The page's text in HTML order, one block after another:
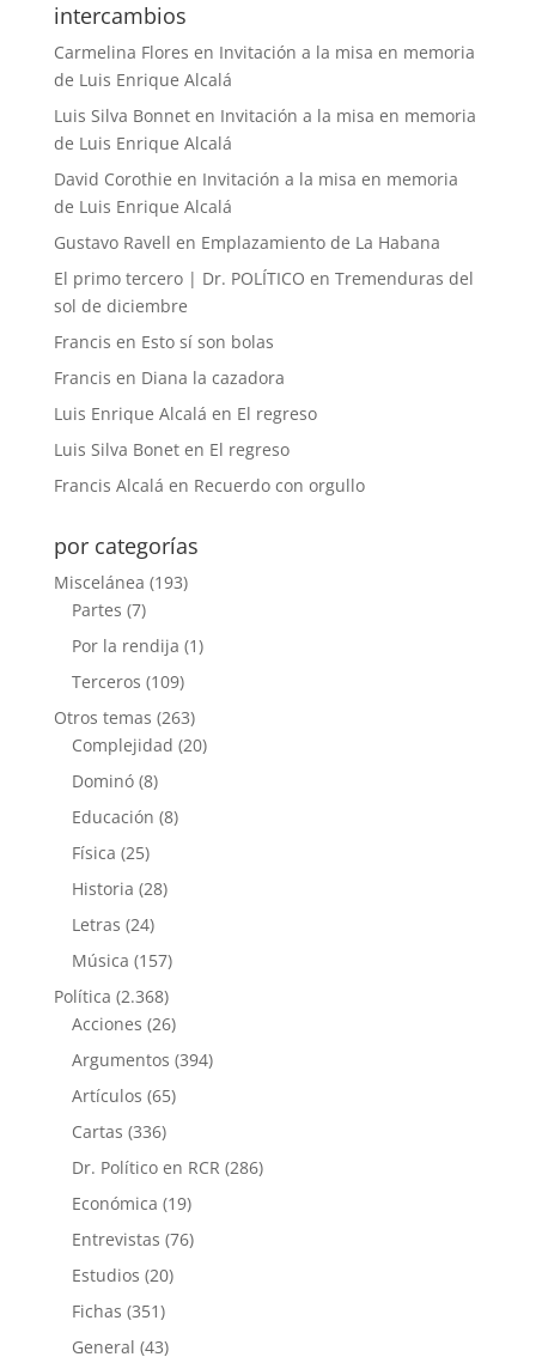
intercambios
Carmelina Flores en Invitación a la misa en memoria
de Luis Enrique Alcalá
Luis Silva Bonneten Invitación a la misa en memoria
de Luis Enrique Alcalá
David Corothie en Invitación a la misa en memoria
de Luis Enrique Alcalá
Gustavo Ravell en Emplazamiento de La Habana
El primo tercero | Dr. POLÍTICO en Tremenduras del
sol de diciembre
Francis en Esto sí son bolas
Francis en Diana la cazadora
Luis Enrique Alcalá en El regreso
Luis Silva Boneten El regreso
Francis Alcalá en Recuerdo con orgullo
por categorías
Miscelánea (193)
Partes (7)
Por la rendija (1)
Terceros (109)
Otros temas (263)
Complejidad (20)
Dominó(8)
Educación (8)
Física (25)
Historia (28)
Letras (24)
Música (157)
Política (2.368)
Acciones (26)
Argumentos (394)
Artículos (65)
Cartas (336)
Dr. Político en RCR (286)
Económica (19)
Entrevistas (76)
Estudios (20)
Fichas (351)
General (43)